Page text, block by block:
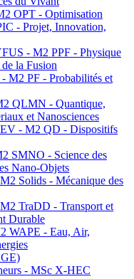
OPT - Optimisation
- Projet, Innovation,
- M2 PPF - Physique
de la Fusion
M2 PF - Probabilités et
QLMN - Quantique,
et Nanosciences
- M2 QD - Dispositifs
SMNO - Science des
Nano-Objets
Solids - Mécanique des
TraDD - Transport et
Durable
WAPE - Eau, Air,
- MSc X-HEC